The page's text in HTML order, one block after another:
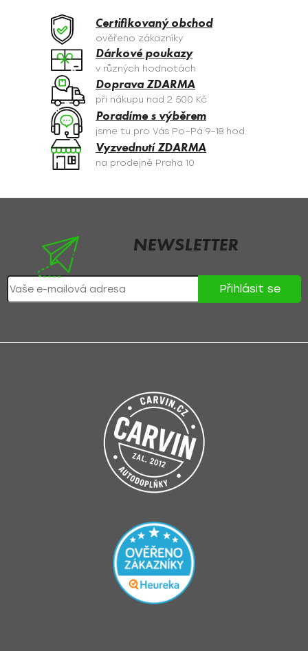
r
v
k
y
v
ý
p
i
s
u
O
V
Á
N
Í
Certifikovaný obchod
ověřeno zákazníky
Dárkové poukazy
v různých hodnotách
Doprava ZDARMA
při nákupu nad 2 500 Kč
Poradíme s výběrem
jsme tu pro Vás Po–Pá 9–18 hod.
Vyzvednutí ZDARMA
na prodejně Praha 10
NEWSLETTER
Přihlásit se